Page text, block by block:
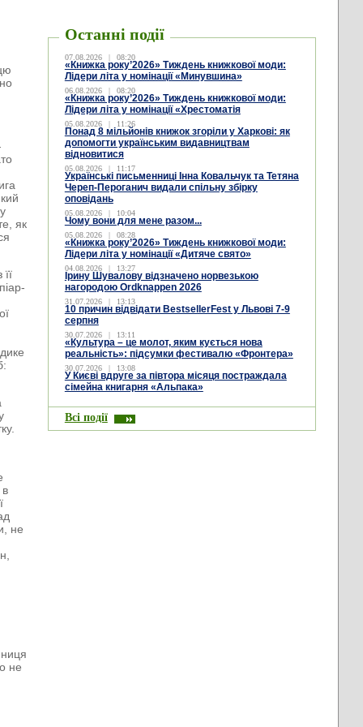
як
не
не
Останні події
07.08.2026 | 08:20
«Книжка року’2026» Тиждень книжкової моди:
Лідери літа у номінації «Минувшина»
06.08.2026 | 08:20
«Книжка року’2026» Тиждень книжкової моди:
Лідери літа у номінації «Хрестоматія
05.08.2026 | 11:26
Понад 8 мільйонів книжок згоріли у Харкові: як
допомогти українським видавництвам
відновитися
05.08.2026 | 11:17
Українські письменниці Інна Ковальчук та Тетяна
Череп-Пероганич видали спільну збірку
оповідань
05.08.2026 | 10:04
Чому вони для мене разом...
05.08.2026 | 08:28
«Книжка року’2026» Тиждень книжкової моди:
Лідери літа у номінації «Дитяче свято»
04.08.2026 | 13:27
Ірину Шувалову відзначено норвезькою
нагородою Ordknappen 2026
31.07.2026 | 13:13
10 причин відвідати BestsellerFest у Львові 7-9
серпня
30.07.2026 | 13:11
«Культура – це молот, яким кується нова
реальність»: підсумки фестивалю «Фронтера»
30.07.2026 | 13:08
У Києві вдруге за півтора місяця постраждала
сімейна книгарня «Альпака»
Всі події